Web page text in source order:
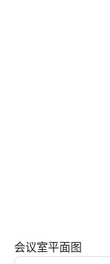
会议室平面图